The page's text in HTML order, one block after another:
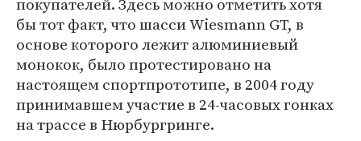
бы тот факт, что шасси Wiesmann GT, в
основе которого лежит алюминиевый
монокок, было протестировано на
настоящем спортпрототипе, в 2004 году
принимавшем участие в 24-часовых гонках
на трассе в Нюрбургринге.